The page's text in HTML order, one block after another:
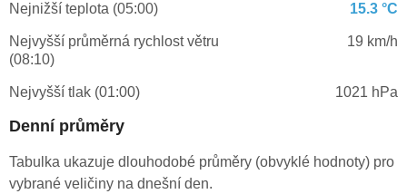
Nejnižší teplota (05:00) 15.3 °C
Nejvyšší průměrná rychlost větru
(08:10)
19 km/h
Nejvyšší tlak (01:00) 1021 hPa
Denní průměry
Tabulka ukazuje dlouhodobé průměry (obvyklé hodnoty) pro
vybrané veličiny na dnešní den.